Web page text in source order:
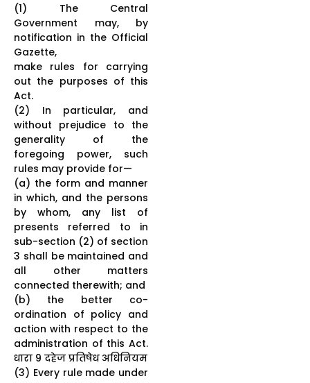
(1) The Central
Government may, by
notification in the Official
Gazette,
make rules for carrying
out the purposes of this
Act.
(2) In particular, and
without prejudice to the
generality of the
foregoing power, such
rules may provide for—
(a) the form and manner
in which, and the persons
by whom, any list of
presents referred to in
sub-section (2) of section
3 shall be maintained and
all other matters
connected therewith; and
(b) the better co-
ordination of policy and
action with respect to the
administration of this Act.
धारा 9 दहेज प्रतिषेध अधिनियम
(3) Every rule made under